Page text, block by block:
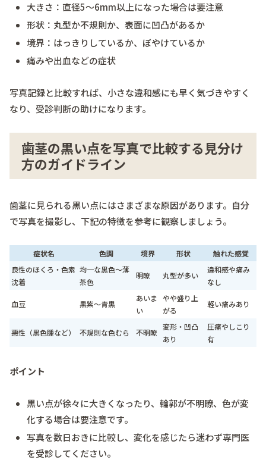
大きさ：直径5～6mm以上になった場合は要注意
形状：丸型か不規則か、表面に凹凸があるか
境界：はっきりしているか、ぼやけているか
痛みや出血などの症状
写真記録と比較すれば、小さな違和感にも早く気づきやすく
なり、受診判断の助けになります。
歯茎の黒い点を写真で比較する見分け
方のガイドライン
歯茎に見られる黒い点にはさまざまな原因があります。自分
で写真を撮影し、下記の特徴を参考に観察しましょう。
症状名 色調 境界 形状
触れた感覚
良性のほくろ・色素
沈着
均一な黒色～薄
茶色
明瞭 丸型が多い
違和感や痛み
なし
血豆 黒紫～青黒
あいま
い
やや盛り上
がる
軽い痛みあり
悪性（黒色腫など） 不規則な色むら 不明瞭
変形・凹凸
あり
圧痛やしこり
有
ポイント
黒い点が徐々に大きくなったり、輪郭が不明瞭、色が変
化する場合は要注意です。
写真を数日おきに比較し、変化を感じたら迷わず専門医
を受診してください。